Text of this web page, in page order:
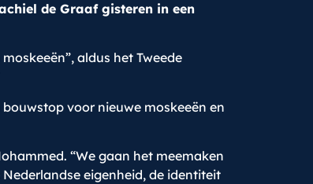
de Graaf gisteren in een
aldus het Tweede
voor nieuwe moskeeën en
“We gaan het meemaken
eigenheid, de identiteit